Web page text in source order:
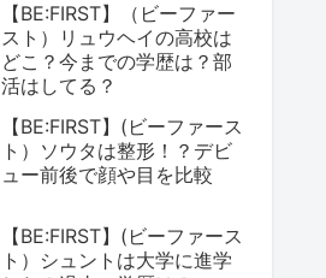
【BE:FIRST】（ビーファー
スト）リュウヘイの高校は
どこ？今までの学歴は？部
活はしてる？
【BE:FIRST】(ビーファース
ト）ソウタは整形！？デビ
ュー前後で顔や目を比較
【BE:FIRST】(ビーファース
ト）シュントは大学に進学